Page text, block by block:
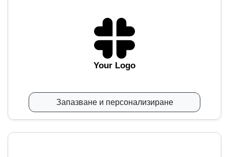
Your Logo
Запазване и персонализиране